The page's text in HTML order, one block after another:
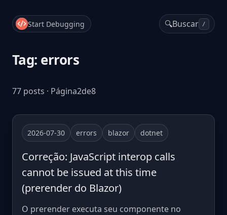
Start Debugging 🔍Buscar /
Tag: errors
77 posts · Página2de8
2026-07-30 errors blazor dotnet
Correção: JavaScript interop calls
cannot be issued at this time
(prerender do Blazor)
O prerender executa seu componente no